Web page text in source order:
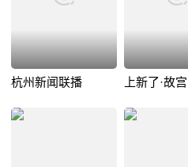
杭州新闻联播 上新了·故宫